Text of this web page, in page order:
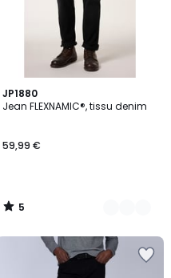
JP1880
Jean FLEXNAMIC®, tissu denim
59,99 €
5
/
3
Couleurs
5
/